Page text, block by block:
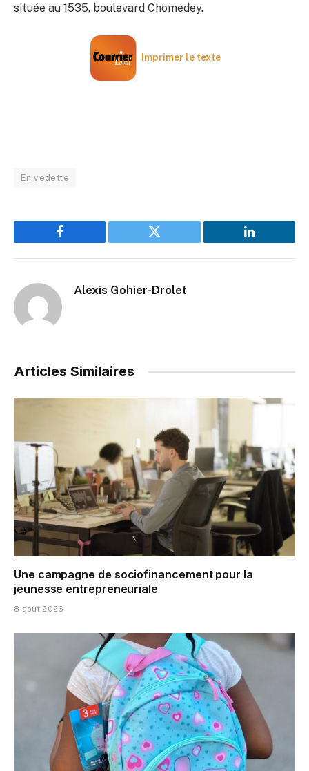
située au 1535, boulevard Chomedey.
Imprimer le texte
En vedette
Facebook Twitter LinkedIn
Alexis Gohier-Drolet
Articles Similaires
Une campagne de sociofinancement pour la
jeunesse entrepreneuriale
8 août 2026